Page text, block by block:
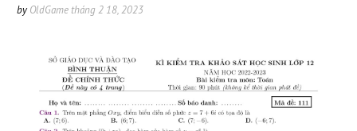
by OldGame tháng 2 18, 2023